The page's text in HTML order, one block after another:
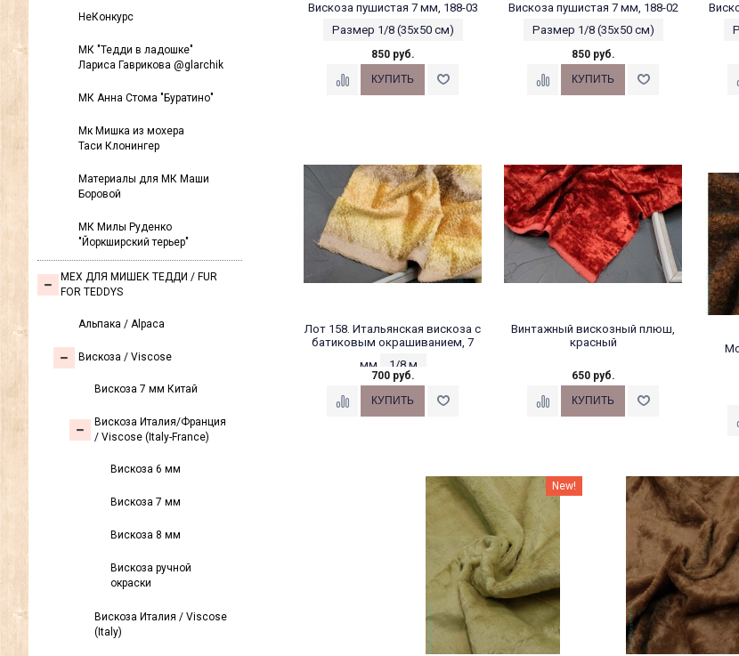
НеКонкурс
МК "Тедди в ладошке"
Лариса Гаврикова @glarchik
МК Анна Стома "Буратино"
Мк Мишка из мохера
Таси Клонингер
Материалы для МК Маши
Боровой
МК Милы Руденко
"Йоркширский терьер"
МЕХ ДЛЯ МИШЕК ТЕДДИ / FUR
FOR TEDDYS
Альпака / Alpaca
Вискоза / Viscose
Вискоза 7 мм Китай
Вискоза Италия/Франция
/ Viscose (Italy-France)
Вискоза 6 мм
Вискоза 7 мм
Вискоза 8 мм
Вискоза ручной
окраски
Вискоза Италия / Viscose
(Italy)
Вискоза пушистая 7 мм, 188-03
Размер 1/8 (35х50 см)
850 руб.
Вискоза пушистая 7 мм, 188-02
Размер 1/8 (35х50 см)
850 руб.
Лот 158. Итальянская вискоза с
батиковым окрашиванием, 7
мм
1/8 м
700 руб.
Винтажный вискозный плюш,
красный
650 руб.
New!